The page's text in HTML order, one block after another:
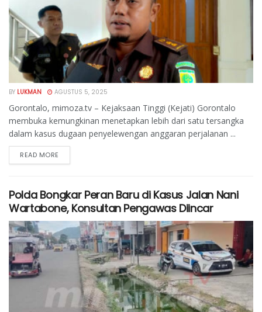
BY LUKMAN AGUSTUS 5, 2025
Gorontalo, mimoza.tv – Kejaksaan Tinggi (Kejati) Gorontalo
membuka kemungkinan menetapkan lebih dari satu tersangka
dalam kasus dugaan penyelewengan anggaran perjalanan ...
READ MORE
Polda Bongkar Peran Baru di Kasus Jalan Nani
Wartabone, Konsultan Pengawas Diincar